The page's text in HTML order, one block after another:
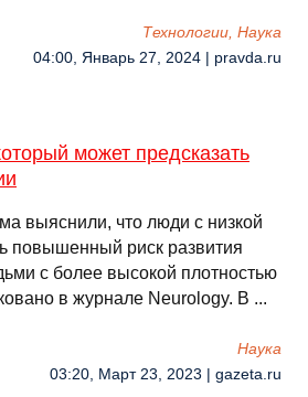
Технологии, Наука
04:00, Январь 27, 2024 | pravda.ru
может предсказать
выяснили, что люди с низкой
повышенный риск развития
с более высокой плотностью
в журнале Neurology. В ...
Наука
03:20, Март 23, 2023 | gazeta.ru